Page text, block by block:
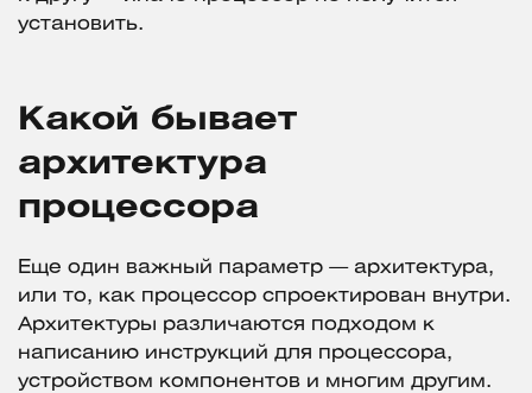
установить.
Какой бывает
архитектура
процессора
Еще один важный параметр — архитектура,
или то, как процессор спроектирован внутри.
Архитектуры различаются подходом к
написанию инструкций для процессора,
устройством компонентов и многим другим.